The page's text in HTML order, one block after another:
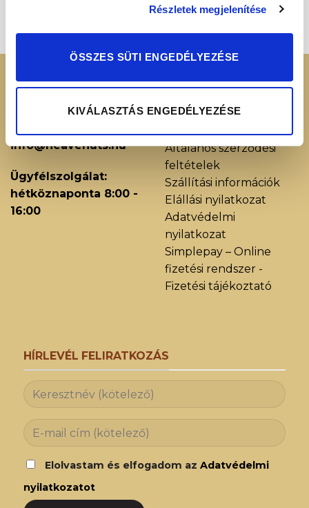
Részletek megjelenítése
ÖSSZES SÜTI ENGEDÉLYEZÉSE
KIVÁLASZTÁS ENGEDÉLYEZÉSE
KERESSEN MINKET
+36 70 88 66 154
info@heavenuts.hu
Ügyfélszolgálat:
hétköznaponta 8:00 -
16:00
RENDELÉSI
Általános szerződési
feltételek
Szállítási információk
Elállási nyilatkozat
Adatvédelmi
nyilatkozat
Simplepay – Online
fizetési rendszer -
Fizetési tájékoztató
HÍRLEVÉL FELIRATKOZÁS
Elolvastam és elfogadom az Adatvédelmi
nyilatkozatot